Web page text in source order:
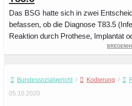
Das BSG hatte sich in zwei
befassen, ob die Diagnose T83.5
Reaktion durch Prothese, Implantat
Bundessozialgericht / Kodierung /
05.10.2020